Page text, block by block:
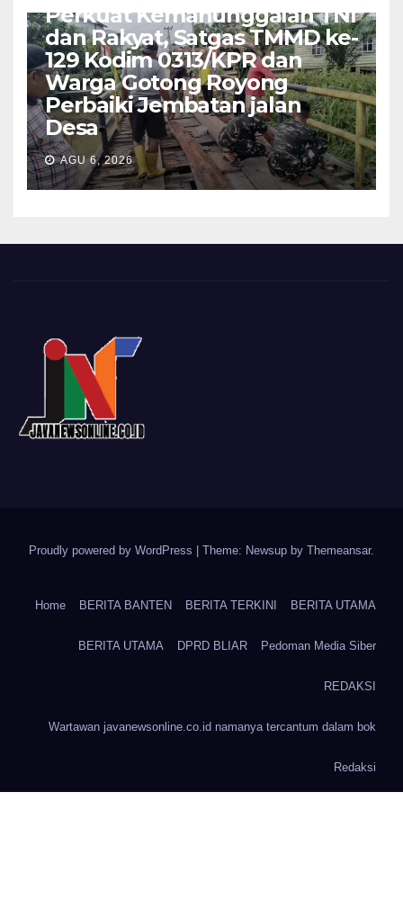
Perkuat Kemanunggalan TNI
dan Rakyat, Satgas TMMD ke-
129 Kodim 0313/KPR dan
Warga Gotong Royong
Perbaiki Jembatan jalan
Desa
AGU 6, 2026
Proudly powered by WordPress Theme: Newsup by Themeansar.
Home BERITA BANTEN BERITA TERKINI BERITA UTAMA
BERITA UTAMA DPRD BLIAR Pedoman Media Siber
REDAKSI
Wartawan javanewsonline.co.id namanya tercantum dalam bok
Redaksi